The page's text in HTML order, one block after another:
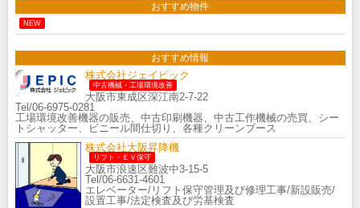
おすすめ物件
NEW
おすすめ情報
株式会社ジェイピック
中古機械・工場環境改善
大阪市東成区深江南2-7-22
Tel/06-6975-0281
工場環境改善機器の販売、中古印刷機器、中古工作機械の売買、シー
トシャッター、ビニール間仕切り、各種クリーンブース
株式会社大阪昇降機
リフト・ＥＶ保守
大阪市浪速区難波中3-15-5
Tel/06-6631-4601
エレベーター/リフト保守管理及び修理工事/新設販売/
設置工事/法定検査及び労基検査